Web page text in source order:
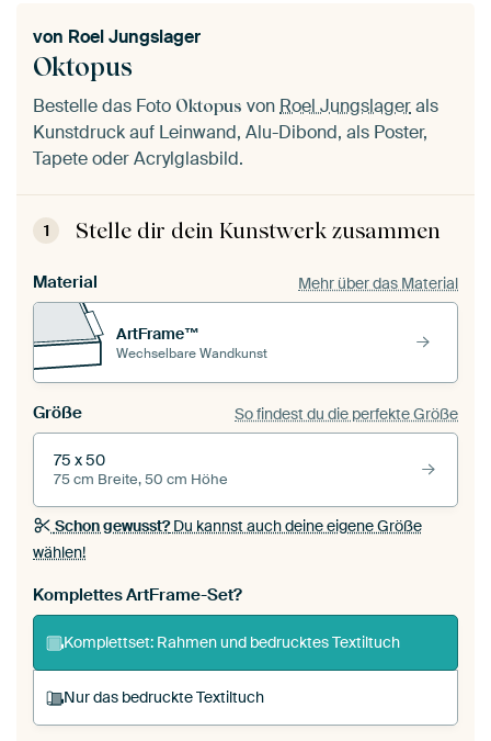
Oktopus
von Roel Jungslager
Bestelle das Foto Oktopus vonRoel Jungslagerals
Kunstdruck auf Leinwand, Alu-Dibond, als Poster,
Tapete oder Acrylglasbild.
1 Stelle dir dein Kunstwerk zusammen
Material Mehr über das Material
ArtFrame™
Wechselbare Wandkunst
Größe So findest du die perfekte Größe
75 x 50
75 cm Breite, 50 cm Höhe
Schon gewusst?Du kannst auch deine eigene Größe
wählen!
Komplettes ArtFrame-Set?
Komplettset: Rahmen und bedrucktes Textiltuch
Nur das bedruckte Textiltuch